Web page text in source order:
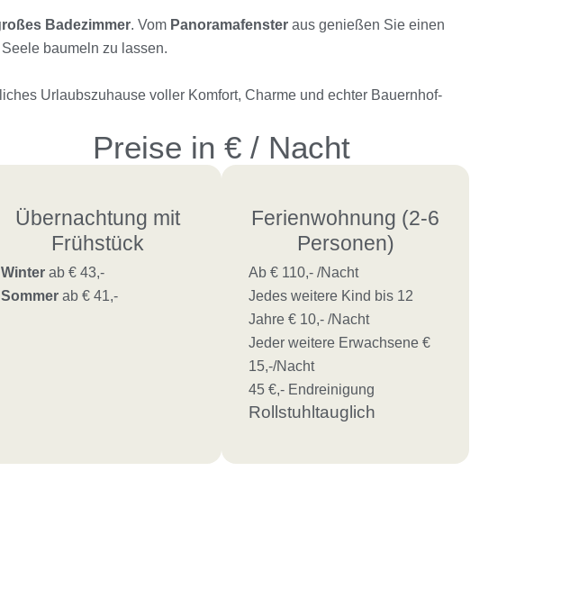
Badezimmer. Vom Panoramafenster aus genießen Sie einen
baumeln zu lassen.
Urlaubszuhause voller Komfort, Charme und echter Bauernhof-
Preise in € / Nacht
Übernachtung mit
Frühstück
Winter ab € 43,-
Sommer ab € 41,-
Ferienwohnung (2-6
Personen)
Ab € 110,- /Nacht
Jedes weitere Kind bis 12
Jahre € 10,- /Nacht
Jeder weitere Erwachsene €
15,-/Nacht
45 €,- Endreinigung
Rollstuhltauglich